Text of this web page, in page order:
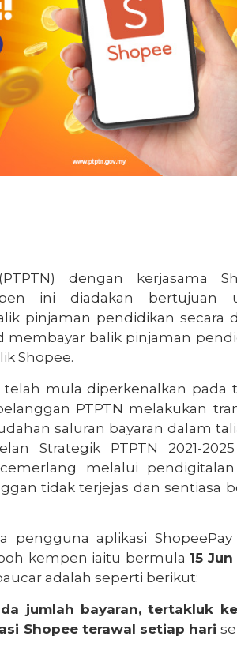
dengan kerjasama
ini diadakan bertujuan
pinjaman pendidikan secara
membayar balik pinjaman
Shopee.
telah mula diperkenalkan pada
PTPTN melakukan
saluran bayaran dalam
Strategik PTPTN 2021-
melalui
tidak terjejas dan sentiasa
pengguna aplikasi ShopeePay
kempen iaitu bermula 15
adalah seperti berikut:
jumlah bayaran, tertakluk
Shopee terawal setiap hari